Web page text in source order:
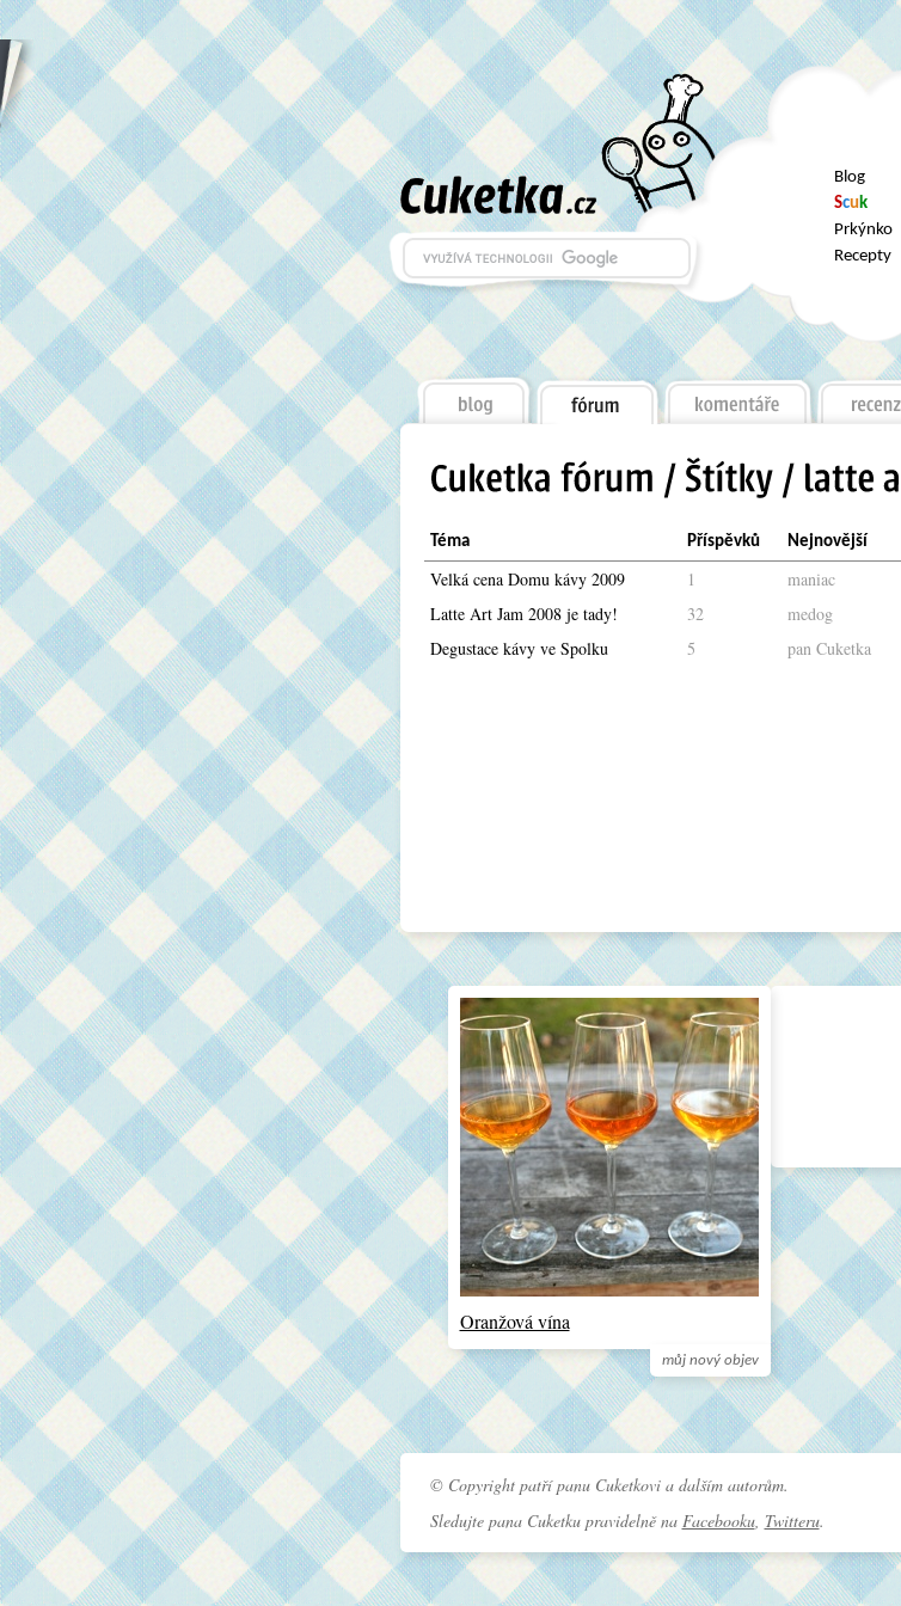
Blog
Scuk
Prkýnko
Recepty
Téma Příspěvků Nejnovější
Velká cena Domu kávy 2009 1 maniac
Latte Art Jam 2008 je tady!
32 medog
Degustace kávy ve Spolku
5 pan Cuketka
můj nový objev
Oranžová vína
© Copyright patří panu Cuketkovi a dalším autorům.
Sledujte pana Cuketku pravidelně na Facebooku, Twitteru.